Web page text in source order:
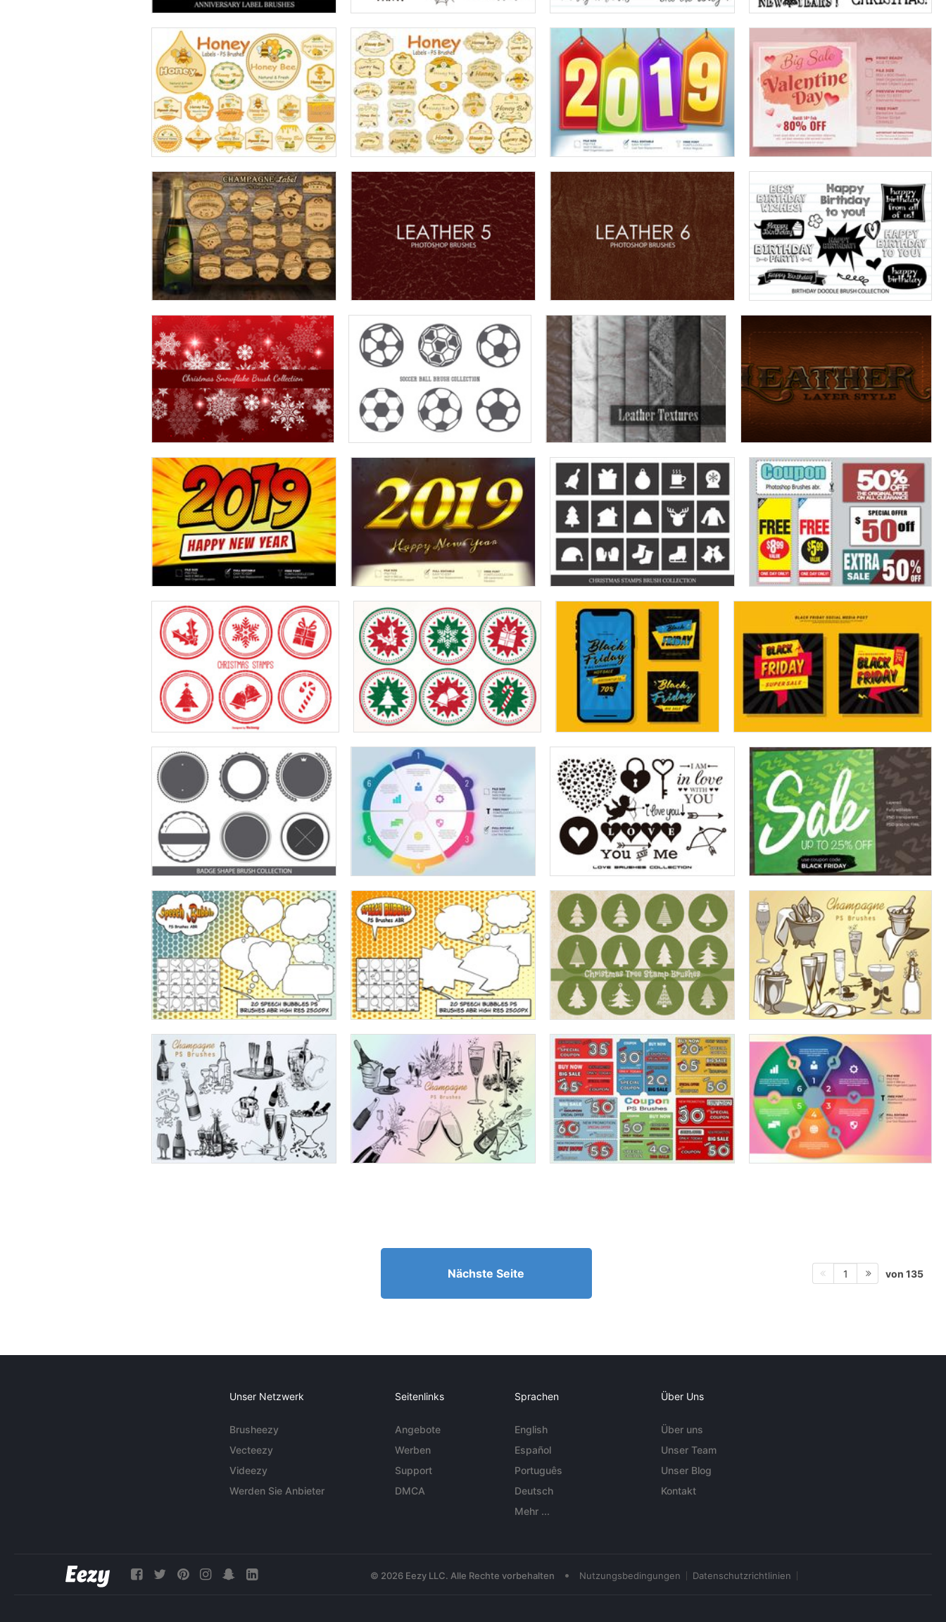
Nächste Seite 1 von 135
Unser Netzwerk
Brusheezy
Vecteezy
Videezy
Werden Sie Anbieter
Seitenlinks
Angebote
Werben
Support
DMCA
Sprachen
English
Español
Português
Deutsch
Mehr ...
Über Uns
Über uns
Unser Team
Unser Blog
Kontakt
© 2026 Eezy LLC. Alle Rechte vorbehalten • Nutzungsbedingungen Datenschutzrichtlinien